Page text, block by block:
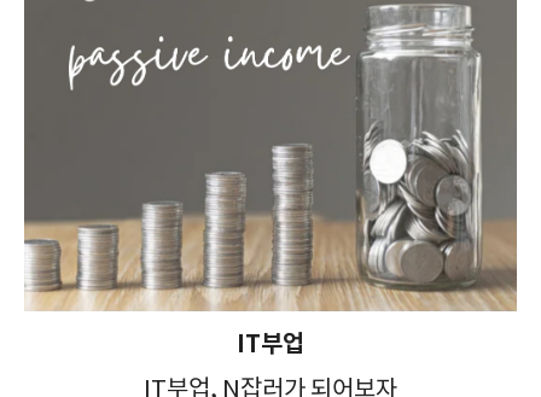
IT부업
IT부업, N잡러가 되어보자